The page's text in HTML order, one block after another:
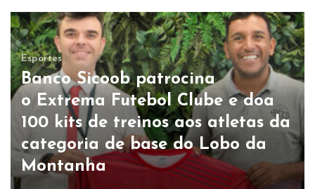
Esportes
Banco Sicoob patrocina
o Extrema Futebol Clube e doa
100 kits de treinos aos atletas da
categoria de base do Lobo da
Montanha